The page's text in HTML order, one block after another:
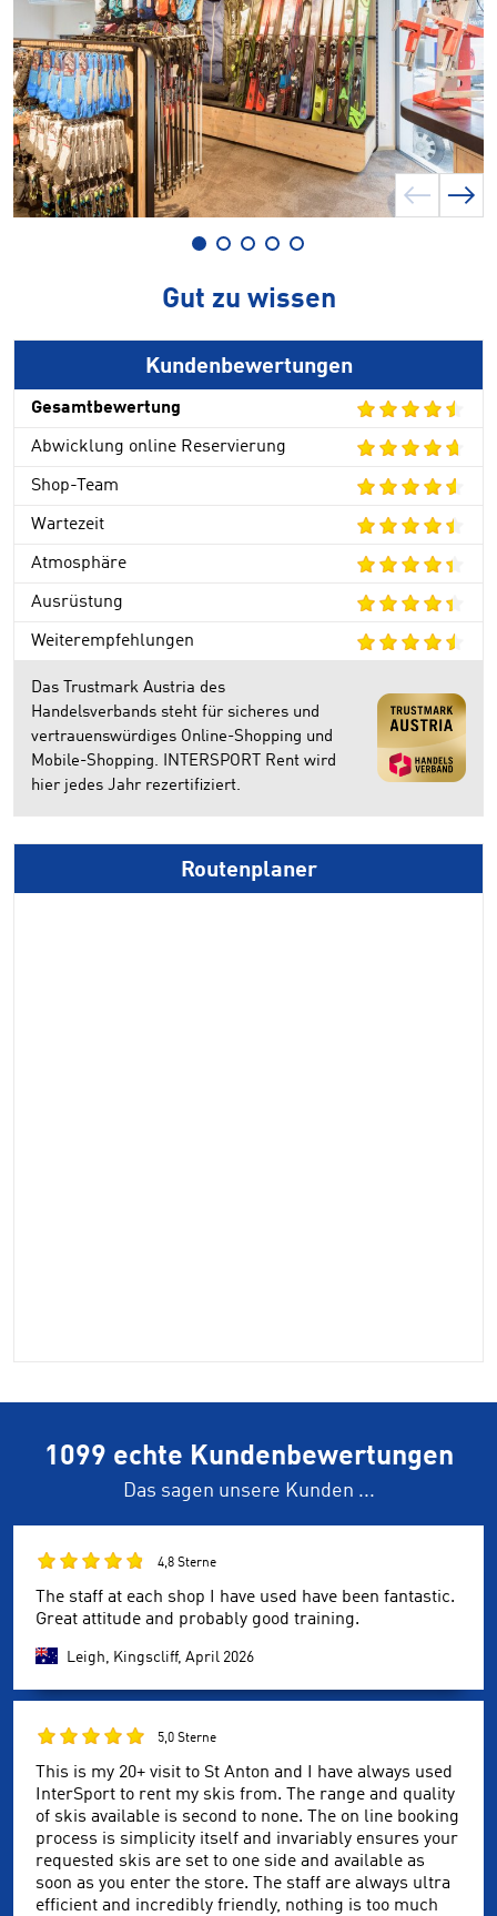
Gut zu wissen
Kundenbewertungen
Gesamtbewertung
Abwicklung online Reservierung
Shop-Team
Wartezeit
Atmosphäre
Ausrüstung
Weiterempfehlungen
Das Trustmark Austria des
Handelsverbands steht für sicheres und
vertrauenswürdiges Online-Shopping und
Mobile-Shopping. INTERSPORT Rent wird
hier jedes Jahr rezertifiziert.
Routenplaner
1099 echte Kundenbewertungen
Das sagen unsere Kunden ...
4,8 Sterne
The staff at each shop I have used have been fantastic.
Great attitude and probably good training.
Leigh, Kingscliff, April 2026
5,0 Sterne
This is my 20+ visit to St Anton and I have always used
InterSport to rent my skis from. The range and quality
of skis available is second to none. The on line booking
process is simplicity itself and invariably ensures your
requested skis are set to one side and available as
soon as you enter the store. The staff are always ultra
efficient and incredibly friendly, nothing is too much